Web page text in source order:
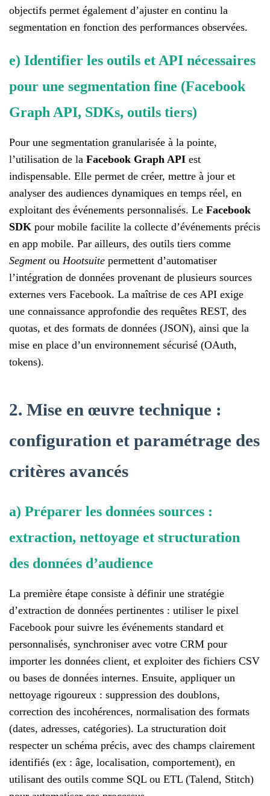
objectifs permet également d’ajuster en continu la
segmentation en fonction des performances observées.
e) Identifier les outils et API nécessaires
pour une segmentation fine (Facebook
Graph API, SDKs, outils tiers)
Pour une segmentation granularisée à la pointe,
l’utilisation de la Facebook Graph API est
indispensable. Elle permet de créer, mettre à jour et
analyser des audiences dynamiques en temps réel, en
exploitant des événements personnalisés. Le Facebook
SDK pour mobile facilite la collecte d’événements précis
en app mobile. Par ailleurs, des outils tiers comme
Segmentou Hootsuite permettent d’automatiser
l’intégration de données provenant de plusieurs sources
externes vers Facebook. La maîtrise de ces API exige
une connaissance approfondie des requêtes REST, des
quotas, et des formats de données (JSON), ainsi que la
mise en place d’un environnement sécurisé (OAuth,
tokens).
2. Mise en œuvre technique :
configuration et paramétrage des
critères avancés
a) Préparer les données sources :
extraction, nettoyage et structuration
des données d’audience
La première étape consiste à définir une stratégie
d’extraction de données pertinentes : utiliser le pixel
Facebook pour suivre les événements standard et
personnalisés, synchroniser avec votre CRM pour
importer les données client, et exploiter des fichiers CSV
ou bases de données internes. Ensuite, appliquer un
nettoyage rigoureux : suppression des doublons,
correction des incohérences, normalisation des formats
(dates, adresses, catégories). La structuration doit
respecter un schéma précis, avec des champs clairement
identifiés (ex : âge, localisation, comportement), en
utilisant des outils comme SQL ou ETL (Talend, Stitch)